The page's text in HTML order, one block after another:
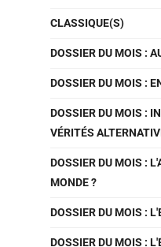
CLASSIQUE(S)
DOSSIER DU MOIS :
DOSSIER DU MOIS :
DOSSIER DU MOIS :
VÉRITÉS
DOSSIER DU MOIS :
MONDE ?
DOSSIER DU MOIS :
DOSSIER DU MOIS :